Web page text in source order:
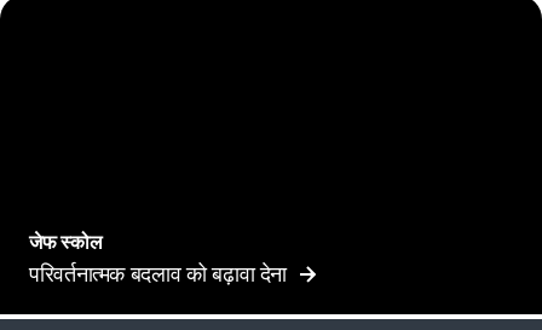
जेफ स्कोल
परिवर्तनात्मक बदलाव को बढ़ावा देना